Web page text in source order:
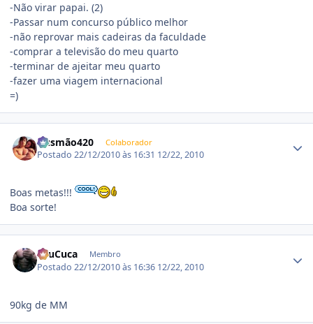
-Não virar papai. (2)
-Passar num concurso público melhor
-não reprovar mais cadeiras da faculdade
-comprar a televisão do meu quarto
-terminar de ajeitar meu quarto
-fazer uma viagem internacional
=)
Gusmão420 Colaborador
Postado22/12/2010 às 16:31 12/22, 2010
Boas metas!!!
Boa sorte!
SeuCuca Membro
Postado22/12/2010 às 16:36 12/22, 2010
90kg de MM